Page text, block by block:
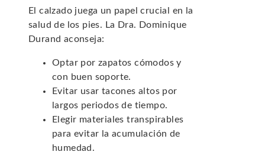
El calzado juega un papel crucial en la
salud de los pies. La Dra. Dominique
Durand aconseja:
Optar por zapatos cómodos y
con buen soporte.
Evitar usar tacones altos por
largos periodos de tiempo.
Elegir materiales transpirables
para evitar la acumulación de
humedad.